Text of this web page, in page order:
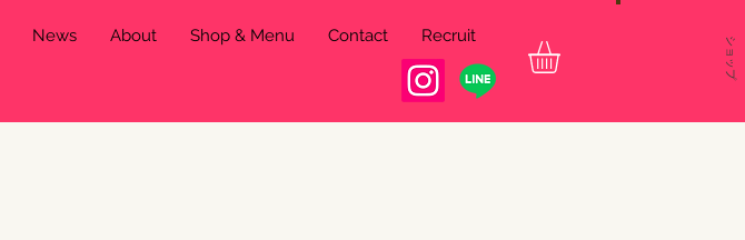
ショップ
News About Shop & Menu Contact Recruit